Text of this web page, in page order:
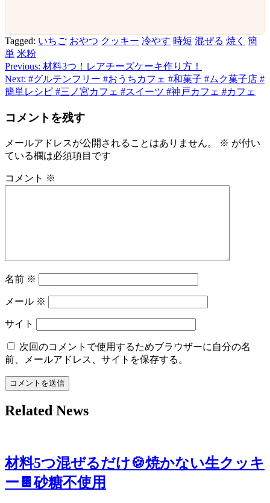
Tagged: いちご おやつ クッキー 冷やす 時短 混ぜる 焼く 簡
単 米粉
投
稿
ビ
ゲ
シ
Previous: 材料3つ！レアチーズケーキ作り方！
Next: #グルテンフリー #おうちカフェ #和菓子 #ムク菓子店 #
簡単レシピ #三ノ宮カフェ #スイーツ #神戸カフェ #カフェ
コメントを残す
メールアドレスが公開されることはありません。 ※ が付い
ている欄は必須項目です
コメント ※
名前 ※
メール ※
サイト
次回のコメントで使用するためブラウザーに自分の名
前、メールアドレス、サイトを保存する。
Related News
材料5つ混ぜるだけ🍪焼かない生クッキ
ー🍫砂糖不使用